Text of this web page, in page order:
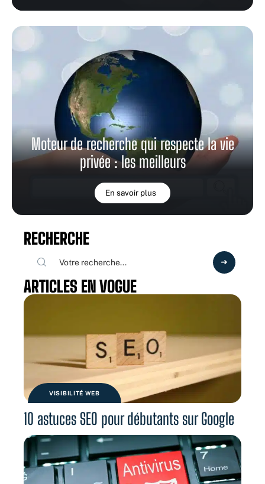
Moteur de recherche qui respecte la vie
privée : les meilleurs
En savoir plus
RECHERCHE
ARTICLES EN VOGUE
VISIBILITÉ WEB
10 astuces SEO pour débutants sur Google